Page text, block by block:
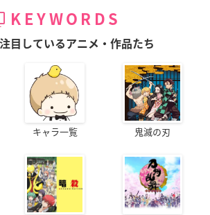
KEYWORDS
目しているアニメ・作品たち
キャラ一覧 鬼滅の刃